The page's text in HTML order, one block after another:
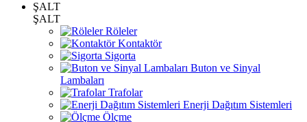
ŞALT
ŞALT
Röleler
Kontaktör
Sigorta
Buton ve Sinyal
Lambaları
Trafolar
Enerji Dağıtım Sistemleri
Ölçme